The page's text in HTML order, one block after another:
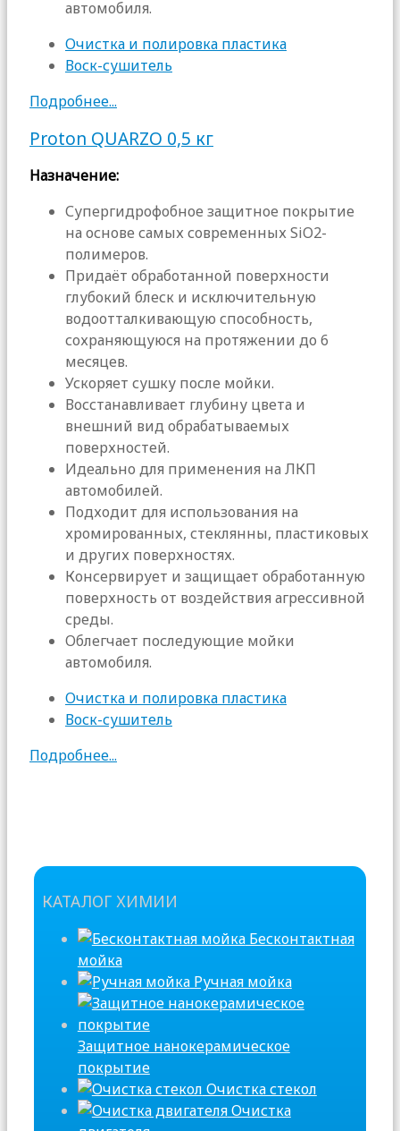
автомобиля.
Очистка и полировка пластика
Воск-сушитель
Подробнее...
Proton QUARZO 0,5 кг
Назначение:
Супергидрофобное защитное покрытие
на основе самых современных SiO2-
полимеров.
Придаёт обработанной поверхности
глубокий блеск и исключительную
водоотталкивающую способность,
сохраняющуюся на протяжении до 6
месяцев.
Ускоряет сушку после мойки.
Восстанавливает глубину цвета и
внешний вид обрабатываемых
поверхностей.
Идеально для применения на ЛКП
автомобилей.
Подходит для использования на
хромированных, стеклянны, пластиковых
и других поверхностях.
Консервирует и защищает обработанную
поверхность от воздействия агрессивной
среды.
Облегчает последующие мойки
автомобиля.
Очистка и полировка пластика
Воск-сушитель
Подробнее...
КАТАЛОГ ХИМИИ
Бесконтактная
мойка
Ручная мойка
Защитное нанокерамическое
покрытие
Очистка стекол
Очистка